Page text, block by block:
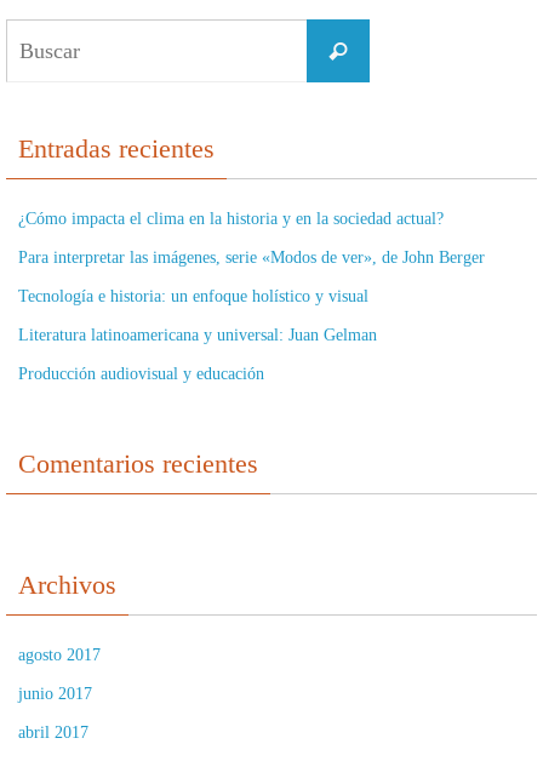
Buscar
Entradas recientes
¿Cómo impacta el clima en la historia y en la sociedad actual?
Para interpretar las imágenes, serie «Modos de ver», de John Berger
Tecnología e historia: un enfoque holístico y visual
Literatura latinoamericana y universal: Juan Gelman
Producción audiovisual y educación
Comentarios recientes
Archivos
agosto 2017
junio 2017
abril 2017